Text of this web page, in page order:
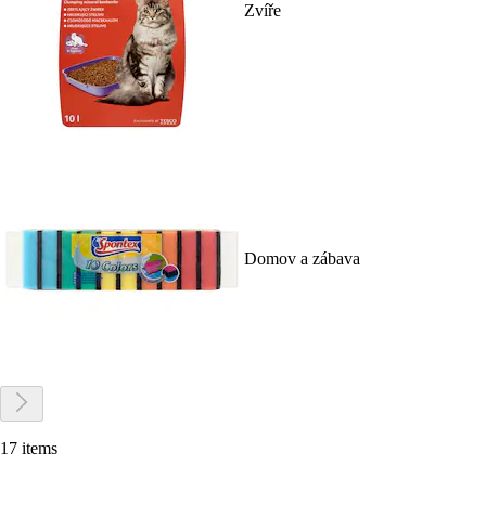
Zvíře
Domov a zábava
17 items